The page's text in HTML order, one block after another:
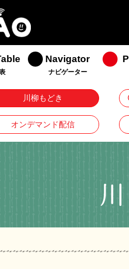
Navigator
ナビゲーター
川柳もどき
オンデマンド配信